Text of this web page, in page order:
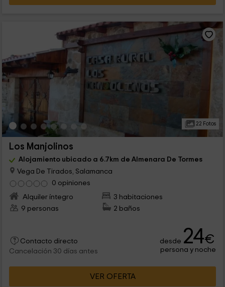
22 Fotos
Los Manjolinos
Alojamiento ubicado a 6.7km de Almenara De Tormes
Vega De Tirados, Salamanca
0 opiniones
Alquiler íntegro
3 habitaciones
9 personas
2 baños
Contacto directo
Cancelación 30 días antes
desde 24€
persona y noche
VER OFERTA